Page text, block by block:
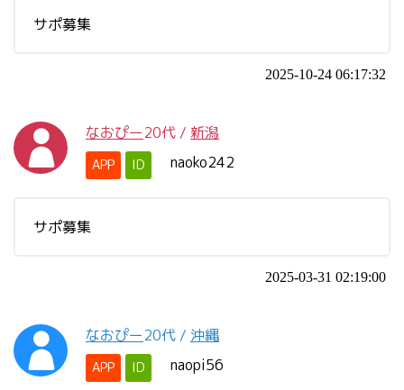
サポ募集
2025-10-24 06:17:32
なおぴー20代 / 新潟
APP ID naoko242
サポ募集
2025-03-31 02:19:00
なおぴー20代 / 沖縄
APP ID naopi56